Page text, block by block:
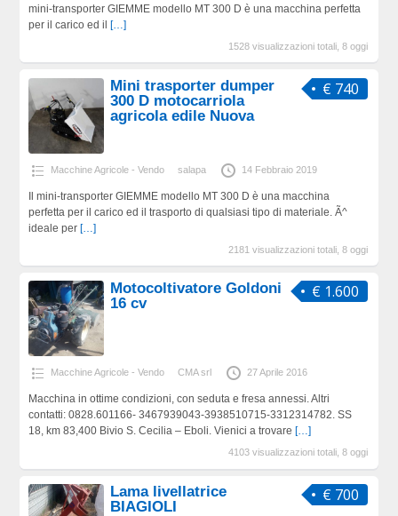
mini-transporter GIEMME modello MT 300 D è una macchina perfetta
per il carico ed il […]
1528 visualizzazioni totali, 8 oggi
€ 740
Mini trasporter dumper
300 D motocarriola
agricola edile Nuova
Macchine Agricole - Vendo salapa 14 Febbraio 2019
Il mini-transporter GIEMME modello MT 300 D è una macchina
perfetta per il carico ed il trasporto di qualsiasi tipo di materiale. Ã^
ideale per […]
2181 visualizzazioni totali, 8 oggi
€ 1.600
Motocoltivatore Goldoni
16 cv
Macchine Agricole - Vendo CMA srl 27 Aprile 2016
Macchina in ottime condizioni, con seduta e fresa annessi. Altri
contatti: 0828.601166- 3467939043-3938510715-3312314782. SS
18, km 83,400 Bivio S. Cecilia – Eboli. Vienici a trovare […]
4103 visualizzazioni totali, 8 oggi
€ 700
Lama livellatrice
BIAGIOLI